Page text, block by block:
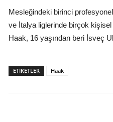
Mesleğindeki birinci
ve İtalya liglerinde birçok kişisel
Haak, 16 yaşından beri İsveç
ETIKETLER Haak